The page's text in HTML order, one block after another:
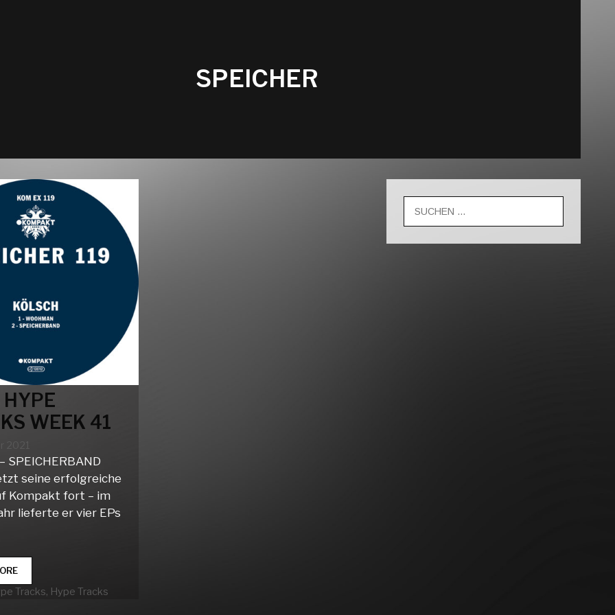
SPEICHER
WEEK 41
SPEICHERBAND
seine erfolgreiche
Kompakt fort – im
lieferte er vier EPs
CLUB
HYPE
TRACKS
Tracks, Hype Tracks
nach: